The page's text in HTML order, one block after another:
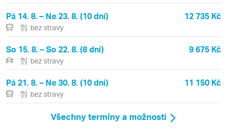
Pá 14. 8. – Ne 23. 8. (10 dní) 12 735 Kč
bez stravy
So 15. 8. – So 22. 8. (8 dní) 9 675 Kč
bez stravy
Pá 21. 8. – Ne 30. 8. (10 dní) 11 150 Kč
bez stravy
Všechny termíny a možnosti